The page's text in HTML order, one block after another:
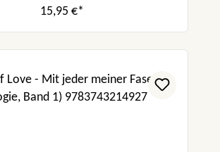
15,95 €*